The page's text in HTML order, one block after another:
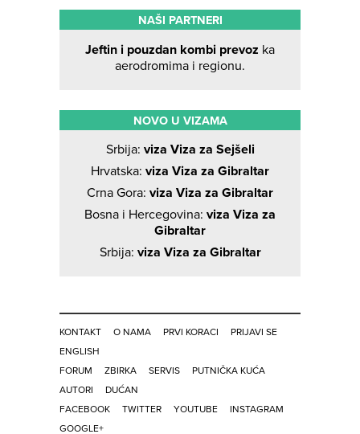
NAŠI PARTNERI
Jeftin i pouzdan kombi prevoz ka
aerodromima i regionu.
NOVO U VIZAMA
Srbija: viza Viza za Sejšeli
Hrvatska: viza Viza za Gibraltar
Crna Gora: viza Viza za Gibraltar
Bosna i Hercegovina: viza Viza za
Gibraltar
Srbija: viza Viza za Gibraltar
KONTAKT O NAMA PRVI KORACI
PRIJAVI SE
ENGLISH
FORUM
ZBIRKA SERVIS
PUTNIČKA KUĆA
AUTORI
DUĆAN
FACEBOOK
TWITTER YOUTUBE
INSTAGRAM
GOOGLE+